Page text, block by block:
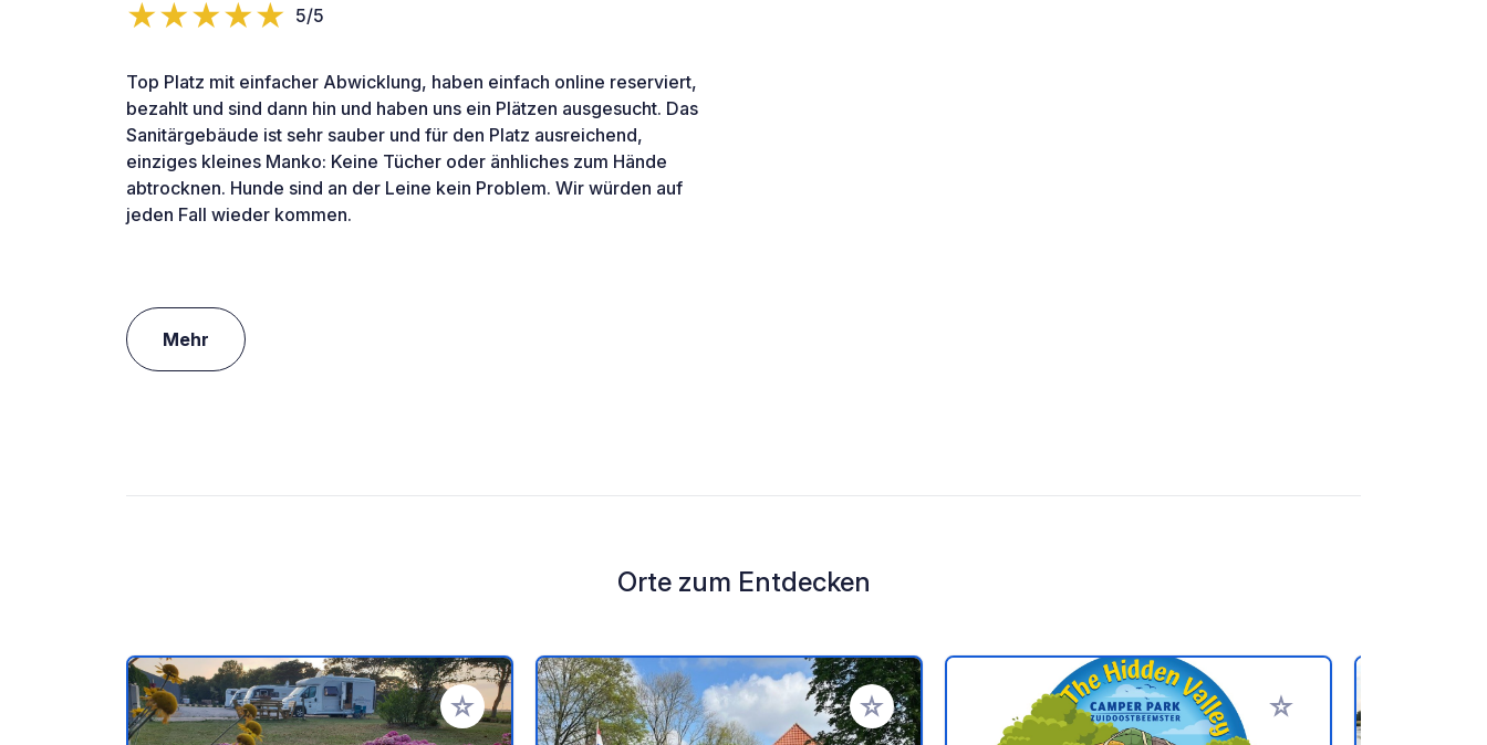
5/5
Top Platz mit einfacher Abwicklung, haben einfach online reserviert,
bezahlt und sind dann hin und haben uns ein Plätzen ausgesucht. Das
Sanitärgebäude ist sehr sauber und für den Platz ausreichend,
einziges kleines Manko: Keine Tücher oder änhliches zum Hände
abtrocknen. Hunde sind an der Leine kein Problem. Wir würden auf
jeden Fall wieder kommen.
Mehr
Orte zum Entdecken